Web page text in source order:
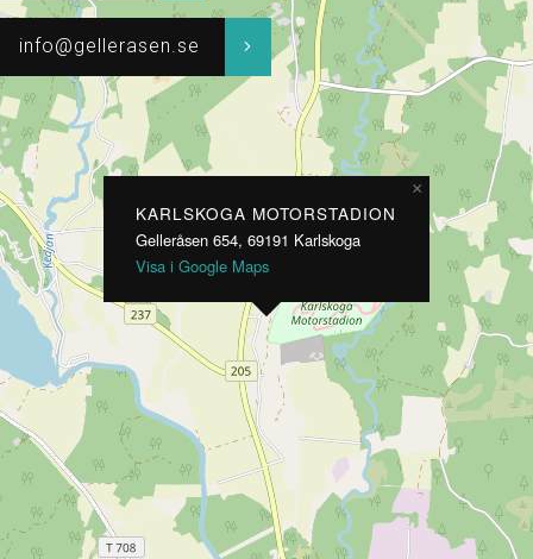
KARLSKOGA MOTORSTADION
Gelleråsen 654, 69191 Karlskoga
Visa i Google Maps
×
info@gellerasen.se